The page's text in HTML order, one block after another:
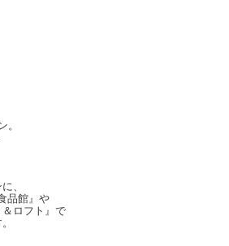
。
に、
品館』や
ロフト』で